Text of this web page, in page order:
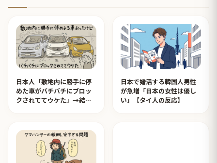
日本人「敷地内に勝手に停
めた車がバチバチにブロッ
クされててウケた」→結末
日本で婚活する韓国人男性
が急増「日本の女性は優し
い」【タイ人の反応】